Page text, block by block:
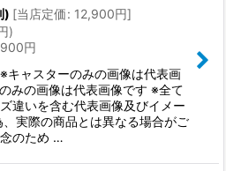
) [当店定価: 12,900円]
)
円
キャスターのみの画像は代表画
みの画像は代表画像です ※全て
違いを含む代表画像及びイメー
、実際の商品とは異なる場合がご
のため …